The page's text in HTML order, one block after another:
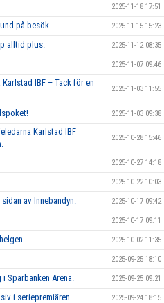
2025-11-18 17:51
på besök 2025-11-15 15:23
alltid plus. 2025-11-12 08:35
2025-11-07 09:46
IBF – Tack för en
2025-11-03 11:55
2025-11-03 09:38
Karlstad IBF
2025-10-28 15:46
2025-10-27 14:18
2025-10-22 10:03
av Innebandyn. 2025-10-17 09:42
2025-10-17 09:11
2025-10-02 11:35
2025-09-25 18:10
Sparbanken Arena. 2025-09-25 09:21
i seriepremiären. 2025-09-24 18:15